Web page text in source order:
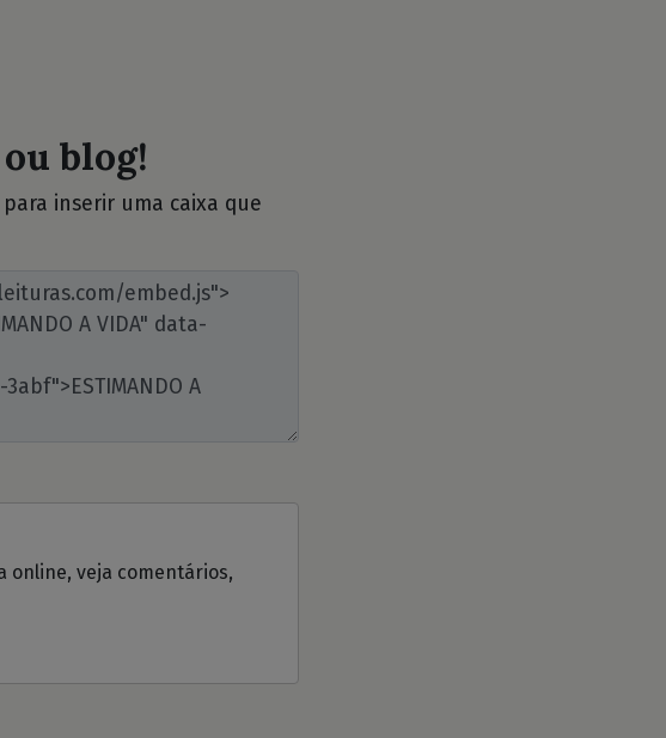
blog!
inserir uma caixa que
online, veja comentários,